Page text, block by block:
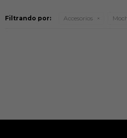
Filtrando por: Accesorios